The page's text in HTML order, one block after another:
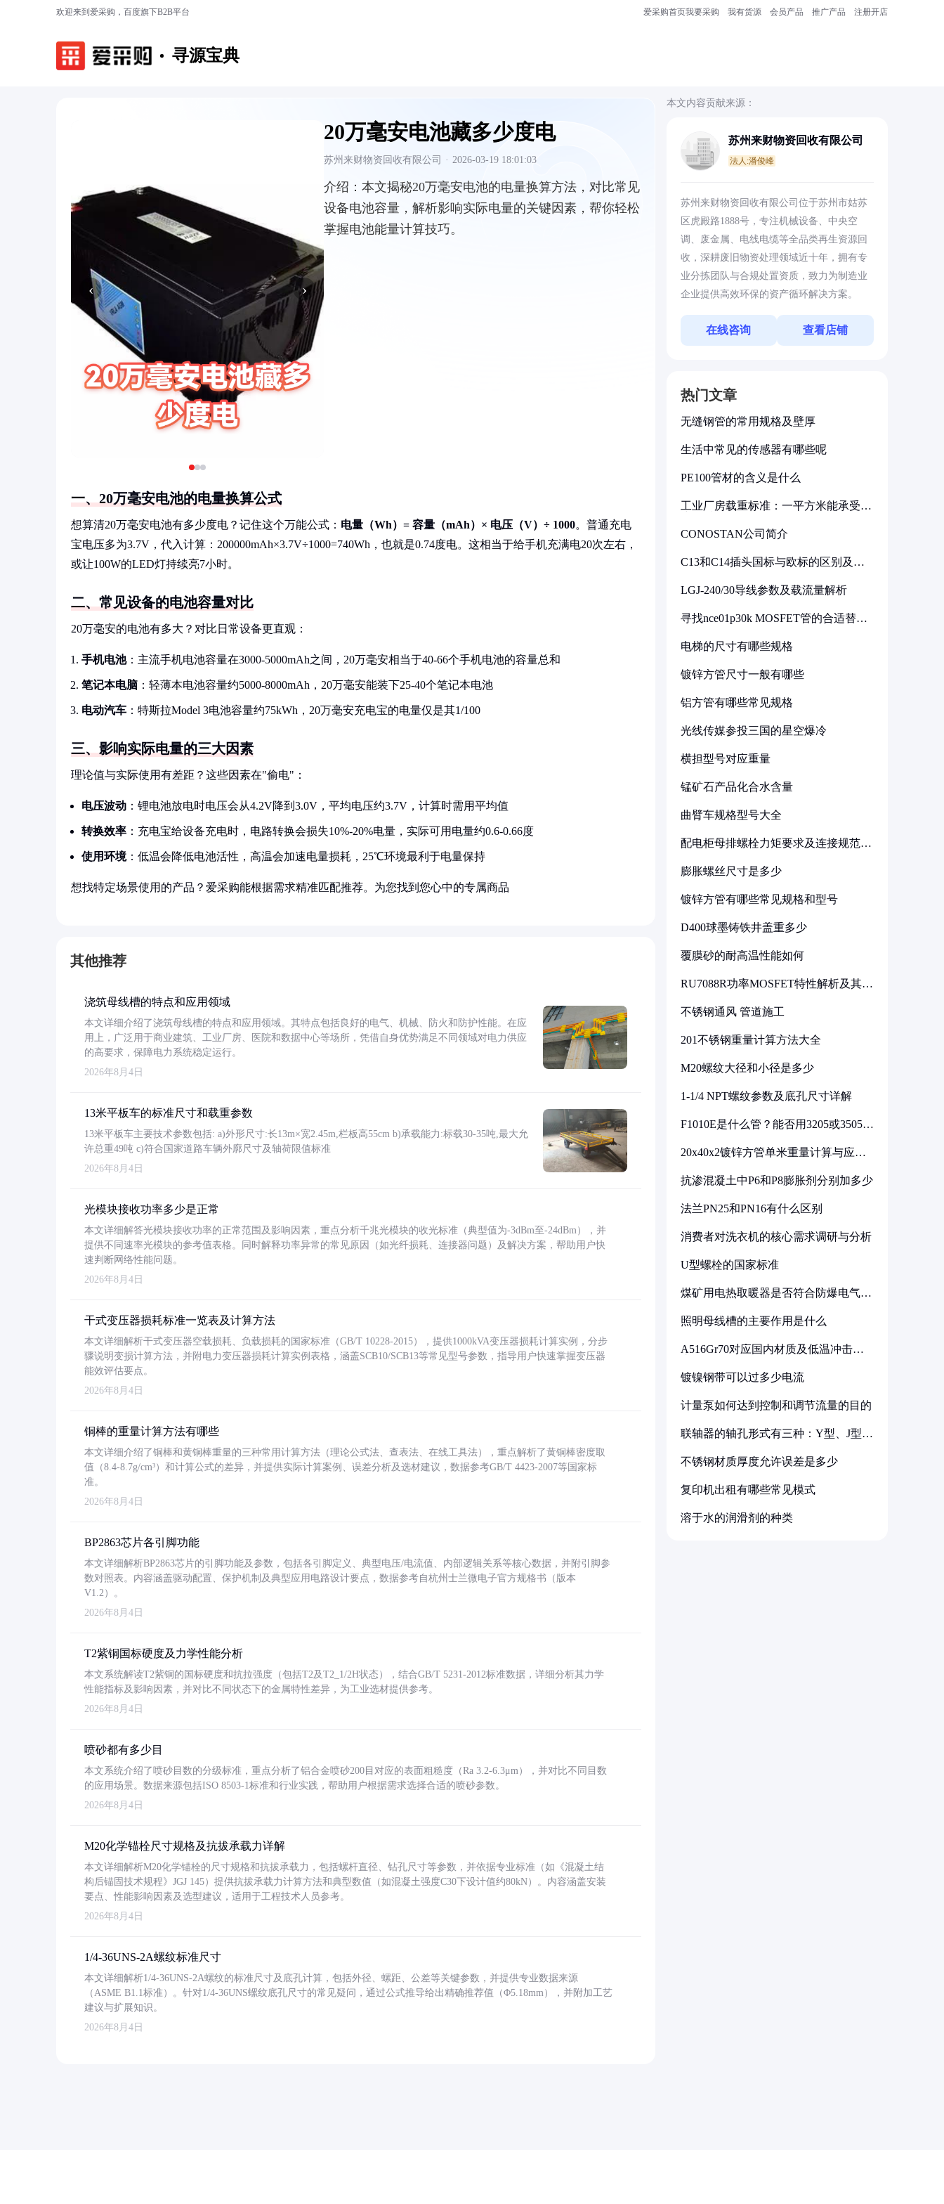
欢迎来到爱采购，百度旗下B2B平台 爱采购首页我要采购 我有货源 会员产品 推广产品 注册开店
寻源宝典
‹ ›
20万毫安电池藏多少度电
苏州来财物资回收有限公司 · 2026-03-19 18:01:03
介绍： 本文揭秘20万毫安电池的电量换算方法，对比常见
设备电池容量，解析影响实际电量的关键因素，帮你轻松
掌握电池能量计算技巧。
一、20万毫安电池的电量换算公式
想算清20万毫安电池有多少度电？记住这个万能公式： 电量（Wh）= 容量（mAh）× 电压（V）÷ 1000。普通充电
宝电压多为3.7V，代入计算：200000mAh×3.7V÷1000=740Wh，也就是0.74度电。这相当于给手机充满电20次左右，
或让100W的LED灯持续亮7小时。
二、常见设备的电池容量对比
20万毫安的电池有多大？对比日常设备更直观：
手机电池：主流手机电池容量在3000-5000mAh之间，20万毫安相当于40-66个手机电池的容量总和
笔记本电脑 ：轻薄本电池容量约5000-8000mAh，20万毫安能装下25-40个笔记本电池
电动汽车 ：特斯拉Model 3电池容量约75kWh，20万毫安充电宝的电量仅是其1/100
三、影响实际电量的三大因素
理论值与实际使用有差距？这些因素在"偷电"：
电压波动 ：锂电池放电时电压会从4.2V降到3.0V，平均电压约3.7V，计算时需用平均值
转换效率 ：充电宝给设备充电时，电路转换会损失10%-20%电量，实际可用电量约0.6-0.66度
使用环境：低温会降低电池活性，高温会加速电量损耗，25℃环境最利于电量保持
想找特定场景使用的产品？爱采购能根据需求精准匹配推荐。为您找到您心中的专属商品
其他推荐
浇筑母线槽的特点和应用领域
本文详细介绍了浇筑母线槽的特点和应用领域。其特点包括良好的电气、机械、防火和防护性能。在应
用上，广泛用于商业建筑、工业厂房、医院和数据中心等场所，凭借自身优势满足不同领域对电力供应
的高要求，保障电力系统稳定运行。
2026年8月4日
13米平板车的标准尺寸和载重参数
13米平板车主要技术参数包括: a)外形尺寸:长13m×宽2.45m,栏板高55cm b)承载能力:标载30-35吨,最大允
许总重49吨 c)符合国家道路车辆外廓尺寸及轴荷限值标准
2026年8月4日
光模块接收功率多少是正常
本文详细解答光模块接收功率的正常范围及影响因素，重点分析千兆光模块的收光标准（典型值为-3dBm至-24dBm），并
提供不同速率光模块的参考值表格。同时解释功率异常的常见原因（如光纤损耗、连接器问题）及解决方案，帮助用户快
速判断网络性能问题。
2026年8月4日
干式变压器损耗标准一览表及计算方法
本文详细解析干式变压器空载损耗、负载损耗的国家标准（GB/T 10228-2015），提供1000kVA变压器损耗计算实例，分步
骤说明变损计算方法，并附电力变压器损耗计算实例表格，涵盖SCB10/SCB13等常见型号参数，指导用户快速掌握变压器
能效评估要点。
2026年8月4日
铜棒的重量计算方法有哪些
本文详细介绍了铜棒和黄铜棒重量的三种常用计算方法（理论公式法、查表法、在线工具法），重点解析了黄铜棒密度取
值（8.4-8.7g/cm³）和计算公式的差异，并提供实际计算案例、误差分析及选材建议，数据参考GB/T 4423-2007等国家标
准。
2026年8月4日
BP2863芯片各引脚功能
本文详细解析BP2863芯片的引脚功能及参数，包括各引脚定义、典型电压/电流值、内部逻辑关系等核心数据，并附引脚参
数对照表。内容涵盖驱动配置、保护机制及典型应用电路设计要点，数据参考自杭州士兰微电子官方规格书（版本
V1.2）。
2026年8月4日
T2紫铜国标硬度及力学性能分析
本文系统解读T2紫铜的国标硬度和抗拉强度（包括T2及T2_1/2H状态），结合GB/T 5231-2012标准数据，详细分析其力学
性能指标及影响因素，并对比不同状态下的金属特性差异，为工业选材提供参考。
2026年8月4日
喷砂都有多少目
本文系统介绍了喷砂目数的分级标准，重点分析了铝合金喷砂200目对应的表面粗糙度（Ra 3.2-6.3μm），并对比不同目数
的应用场景。数据来源包括ISO 8503-1标准和行业实践，帮助用户根据需求选择合适的喷砂参数。
2026年8月4日
M20化学锚栓尺寸规格及抗拔承载力详解
本文详细解析M20化学锚栓的尺寸规格和抗拔承载力，包括螺杆直径、钻孔尺寸等参数，并依据专业标准（如《混凝土结
构后锚固技术规程》JGJ 145）提供抗拔承载力计算方法和典型数值（如混凝土强度C30下设计值约80kN）。内容涵盖安装
要点、性能影响因素及选型建议，适用于工程技术人员参考。
2026年8月4日
1/4-36UNS-2A螺纹标准尺寸
本文详细解析1/4-36UNS-2A螺纹的标准尺寸及底孔计算，包括外径、螺距、公差等关键参数，并提供专业数据来源
（ASME B1.1标准）。针对1/4-36UNS螺纹底孔尺寸的常见疑问，通过公式推导给出精确推荐值（Φ5.18mm），并附加工艺
建议与扩展知识。
2026年8月4日
本文内容贡献来源：
苏州来财物资回收有限公司
法人:潘俊峰
苏州来财物资回收有限公司位于苏州市姑苏
区虎殿路1888号，专注机械设备、中央空
调、废金属、电线电缆等全品类再生资源回
收，深耕废旧物资处理领域近十年，拥有专
业分拣团队与合规处置资质，致力为制造业
企业提供高效环保的资产循环解决方案。
在线咨询 查看店铺
热门文章
无缝钢管的常用规格及壁厚
生活中常见的传感器有哪些呢
PE100管材的含义是什么
工业厂房载重标准：一平方米能承受多
CONOSTAN公司简介
C13和C14插头国标与欧标的区别及其
LGJ-240/30导线参数及载流量解析
寻找nce01p30k MOSFET管的合适替代
电梯的尺寸有哪些规格
镀锌方管尺寸一般有哪些
铝方管有哪些常见规格
光线传媒参投三国的星空爆冷
横担型号对应重量
锰矿石产品化合水含量
曲臂车规格型号大全
配电柜母排螺栓力矩要求及连接规范详
膨胀螺丝尺寸是多少
镀锌方管有哪些常见规格和型号
D400球墨铸铁井盖重多少
覆膜砂的耐高温性能如何
RU7088R功率MOSFET特性解析及其在
不锈钢通风 管道施工
201不锈钢重量计算方法大全
M20螺纹大径和小径是多少
1-1/4 NPT螺纹参数及底孔尺寸详解
F1010E是什么管？能否用3205或3505代
20x40x2镀锌方管单米重量计算与应用
抗渗混凝土中P6和P8膨胀剂分别加多少
法兰PN25和PN16有什么区别
消费者对洗衣机的核心需求调研与分析
U型螺栓的国家标准
煤矿用电热取暖器是否符合防爆电气设
照明母线槽的主要作用是什么
A516Gr70对应国内材质及低温冲击要
镀镍钢带可以过多少电流
计量泵如何达到控制和调节流量的目的
联轴器的轴孔形式有三种：Y型、J型、
不锈钢材质厚度允许误差是多少
复印机出租有哪些常见模式
溶于水的润滑剂的种类